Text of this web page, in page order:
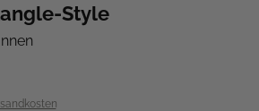
Style